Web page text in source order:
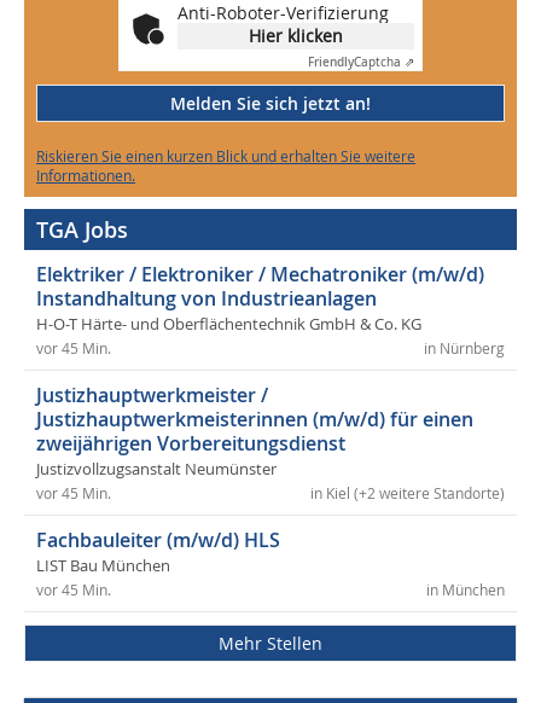
Anti-Roboter-Verifizierung
Hier klicken
FriendlyCaptcha ⇗
Melden Sie sich jetzt an!
Riskieren Sie einen kurzen Blick und erhalten Sie weitere
Informationen.
TGA Jobs
Elektriker / Elektroniker / Mechatroniker (m/w/d)
Instandhaltung von Industrieanlagen
H-O-T Härte- und Oberflächentechnik GmbH & Co. KG
in Nürnberg
vor 45 Min.
Justizhauptwerkmeister /
Justizhauptwerkmeisterinnen (m/w/d) für einen
zweijährigen Vorbereitungsdienst
Justizvollzugsanstalt Neumünster
in Kiel (+2 weitere Standorte)
vor 45 Min.
Fachbauleiter (m/w/d) HLS
LIST Bau München
in München
vor 45 Min.
Mehr Stellen